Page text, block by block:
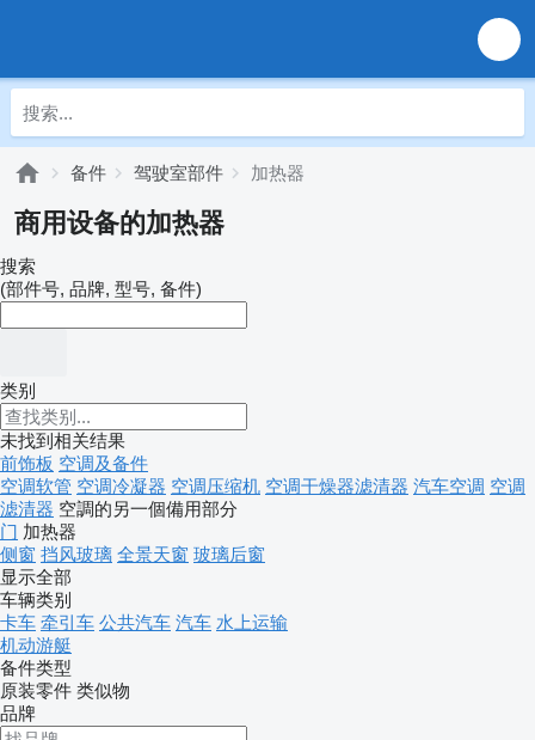
备件 驾驶室部件 加热器
商用设备的加热器
搜索
(部件号, 品牌, 型号, 备件)
类别
未找到相关结果
前饰板 空调及备件
空调软管 空调冷凝器 空调压缩机 空调干燥器滤清器 汽车空调 空调
滤清器 空調的另一個備用部分
门 加热器
侧窗 挡风玻璃 全景天窗 玻璃后窗
显示全部
车辆类别
卡车 牵引车 公共汽车 汽车 水上运输
机动游艇
备件类型
原装零件 类似物
品牌